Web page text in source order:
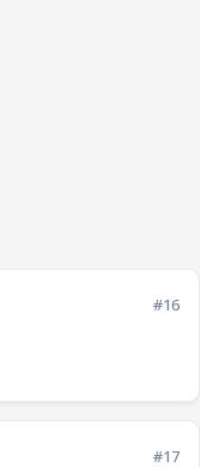
#16
#17